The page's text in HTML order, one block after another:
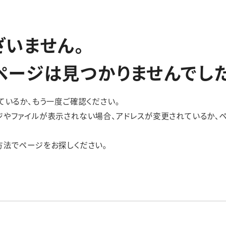
ません。
ジは見つかりませんでし
るか、もう一度ご確認ください。
やファイルが表示されない場合、アドレスが変更されているか
でページをお探しください。